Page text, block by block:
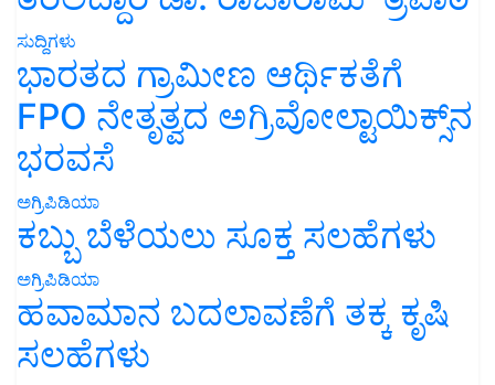
ಸುದ್ದಿಗಳು
ಭಾರತದ ಗ್ರಾಮೀಣ ಆರ್ಥಿಕತೆಗೆ
FPO ನೇತೃತ್ವದ ಅಗ್ರಿವೋಲ್ಟಾಯಿಕ್ಸ್‌ನ
ಭರವಸೆ
ಅಗ್ರಿಪಿಡಿಯಾ
ಕಬ್ಬು ಬೆಳೆಯಲು ಸೂಕ್ತ ಸಲಹೆಗಳು
ಅಗ್ರಿಪಿಡಿಯಾ
ಹವಾಮಾನ ಬದಲಾವಣೆಗೆ ತಕ್ಕ ಕೃಷಿ
ಸಲಹೆಗಳು